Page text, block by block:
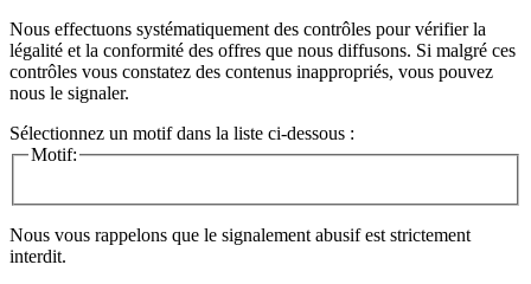
Nous effectuons systématiquement des contrôles pour vérifier la
légalité et la conformité des offres que nous diffusons. Si malgré ces
contrôles vous constatez des contenus inappropriés, vous pouvez
nous le signaler.
Sélectionnez un motif dans la liste ci-dessous :
Motif:
Nous vous rappelons que le signalement abusif est strictement
interdit.